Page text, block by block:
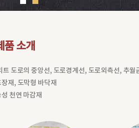
품 소개
트 도로의 중앙선, 도로경계선, 도로외측선, 추
재, 도막형 바닥재
천연 마감재